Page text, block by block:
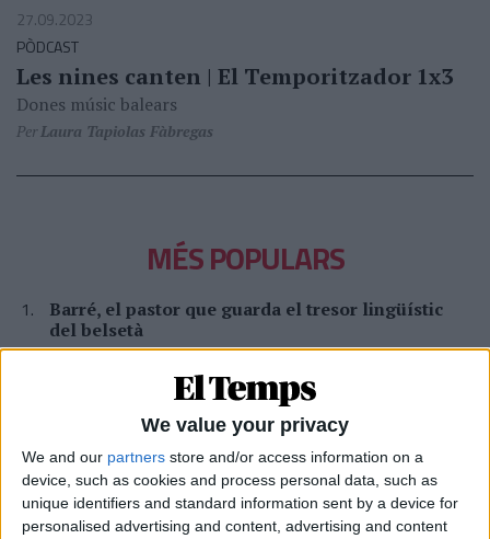
We value your privacy
We and our partners store and/or access information on a
device, such as cookies and process personal data, such as
unique identifiers and standard information sent by a device for
personalised advertising and content, advertising and content
27.09.2023
PÒDCAST
Les nines canten | El Temporitzador 1x3
Dones músic balears
PerLaura Tapiolas Fàbregas
MÉS POPULARS
Barré, el pastor que guarda el tresor lingüístic
del belsetà
Qui és Ánchel Lois Saludas, el pastor que s'ha entestat a recopilar
totes les paraules del belsetà,
La resurrecció de les nostres lletraferides
medievals
L'AVL rescata de l'oblit les escriptores de l'edat mitjana
PerMoisés Pérez